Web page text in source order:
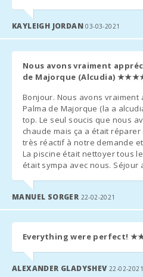
KAYLEIGH JORDAN03-03-2021
Nous avons vraiment
de Majorque (Alcudia)
Bonjour. Nous avons vraiment
Palma de Majorque (la a
top. Le seul soucis que nous
chaude mais ça a était réparer
très réactif à notre demande
La piscine était nettoyer tous
était sympa avec nous. Séjour
MANUEL SORGER 22-02-2021
Everything were perfect!
ALEXANDER GLADYSHEV 22-02-2021